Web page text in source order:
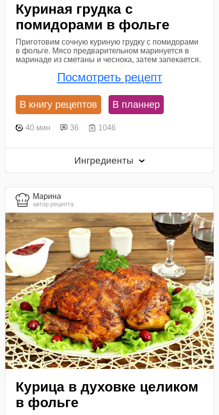
Куриная грудка с
помидорами в фольге
Приготовим сочную куриную грудку с помидорами
в фольге. Мясо предварительном маринуется в
маринаде из сметаны и чеснока, затем запекается.
Посмотреть рецепт
В книгу рецептов В планнер
40 мин 36 1046
Ингредиенты
Марина
автор рецепта
Курица в духовке целиком
в фольге